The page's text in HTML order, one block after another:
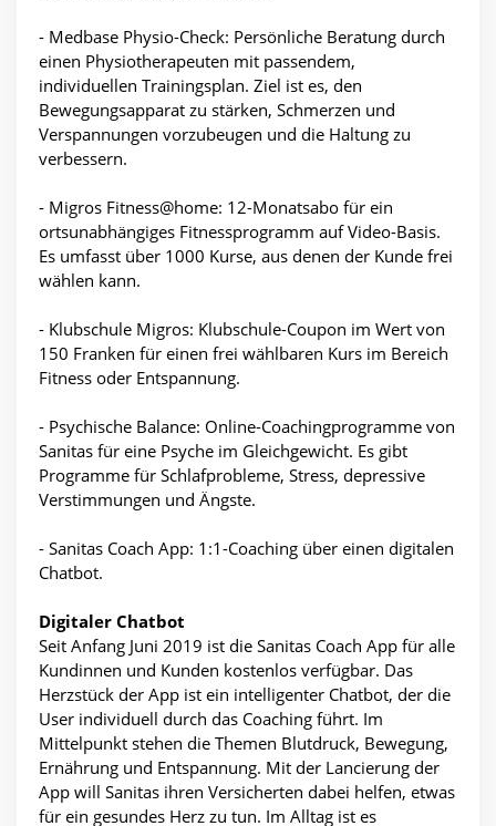
- Medbase Physio-Check: Persönliche Beratung durch
einen Physiotherapeuten mit passendem,
individuellen Trainingsplan. Ziel ist es, den
Bewegungsapparat zu stärken, Schmerzen und
Verspannungen vorzubeugen und die Haltung zu
verbessern.
- Migros Fitness@home: 12-Monatsabo für ein
ortsunabhängiges Fitnessprogramm auf Video-Basis.
Es umfasst über 1000 Kurse, aus denen der Kunde frei
wählen kann.
- Klubschule Migros: Klubschule-Coupon im Wert von
150 Franken für einen frei wählbaren Kurs im Bereich
Fitness oder Entspannung.
- Psychische Balance: Online-Coachingprogramme von
Sanitas für eine Psyche im Gleichgewicht. Es gibt
Programme für Schlafprobleme, Stress, depressive
Verstimmungen und Ängste.
- Sanitas Coach App: 1:1-Coaching über einen digitalen
Chatbot.
Digitaler Chatbot
Seit Anfang Juni 2019 ist die Sanitas Coach App für alle
Kundinnen und Kunden kostenlos verfügbar. Das
Herzstück der App ist ein intelligenter Chatbot, der die
User individuell durch das Coaching führt. Im
Mittelpunkt stehen die Themen Blutdruck, Bewegung,
Ernährung und Entspannung. Mit der Lancierung der
App will Sanitas ihren Versicherten dabei helfen, etwas
für ein gesundes Herz zu tun. Im Alltag ist es